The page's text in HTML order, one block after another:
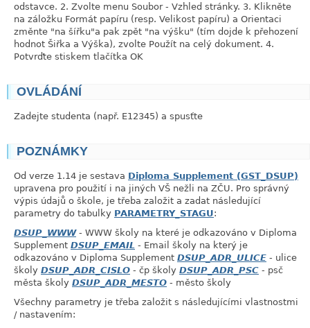
odstavce. 2. Zvolte menu Soubor - Vzhled stránky. 3. Klikněte
na záložku Formát papíru (resp. Velikost papíru) a Orientaci
změnte "na šířku"a pak zpět "na výšku" (tím dojde k přehození
hodnot Šiřka a Výška), zvolte Použít na celý dokument. 4.
Potvrďte stiskem tlačítka OK
OVLÁDÁNÍ
Zadejte studenta (např. E12345) a spusťte
POZNÁMKY
Od verze 1.14 je sestava Diploma Supplement (GST_DSUP)
upravena pro použití i na jiných VŠ nežli na ZČU. Pro správný
výpis údajů o škole, je třeba založit a zadat následující
parametry do tabulky PARAMETRY_STAGU:
DSUP_WWW- WWW školy na které je odkazováno v Diploma
Supplement DSUP_EMAIL - Email školy na který je
odkazováno v Diploma Supplement DSUP_ADR_ULICE - ulice
školy DSUP_ADR_CISLO - čp školy DSUP_ADR_PSC - psč
města školy DSUP_ADR_MESTO - město školy
Všechny parametry je třeba založit s následujícími vlastnostmi
/ nastavením: